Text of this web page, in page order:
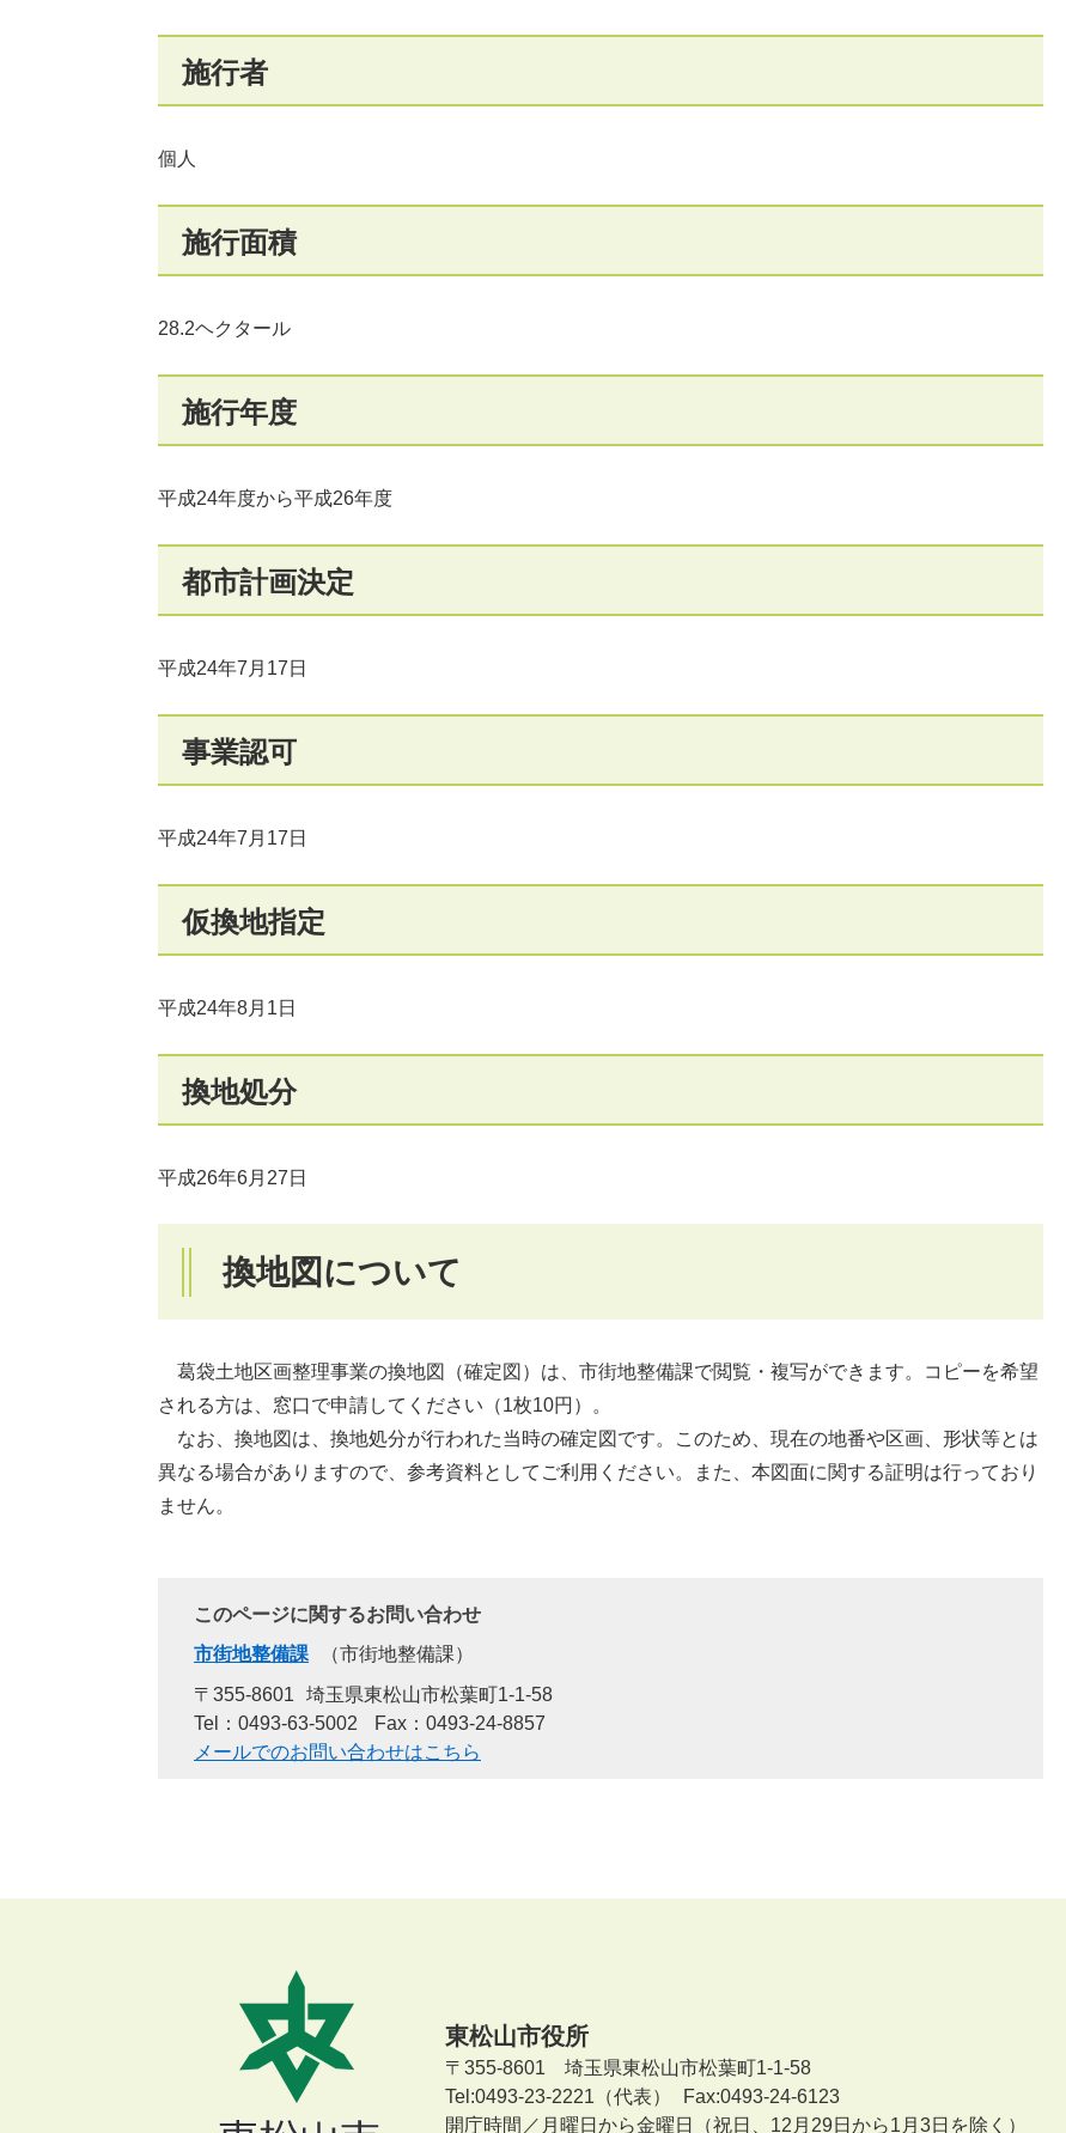
施行者
個人
施行面積
28.2ヘクタール
施行年度
平成24年度から平成26年度
都市計画決定
平成24年7月17日
事業認可
平成24年7月17日
仮換地指定
平成24年8月1日
換地処分
平成26年6月27日
換地図について
葛袋土地区画整理事業の換地図（確定図）は、市街地整備課で閲覧・複写ができます。コピーを希望
される方は、窓口で申請してください（1枚10円）。
なお、換地図は、換地処分が行われた当時の確定図です。このため、現在の地番や区画、形状等とは
異なる場合がありますので、参考資料としてご利用ください。また、本図面に関する証明は行っており
ません。
このページに関するお問い合わせ
市街地整備課
市街地整備課
〒355-8601
埼玉県東松山市松葉町1-1-58
Tel：0493-63-5002
Fax：0493-24-8857
メールでのお問い合わせはこちら
東松山市役所
〒355-8601 埼玉県東松山市松葉町1-1-58
Tel:0493-23-2221（代表）
Fax:0493-24-6123
開庁時間／月曜日から金曜日
（祝日、12月29日から1月3日を除く）